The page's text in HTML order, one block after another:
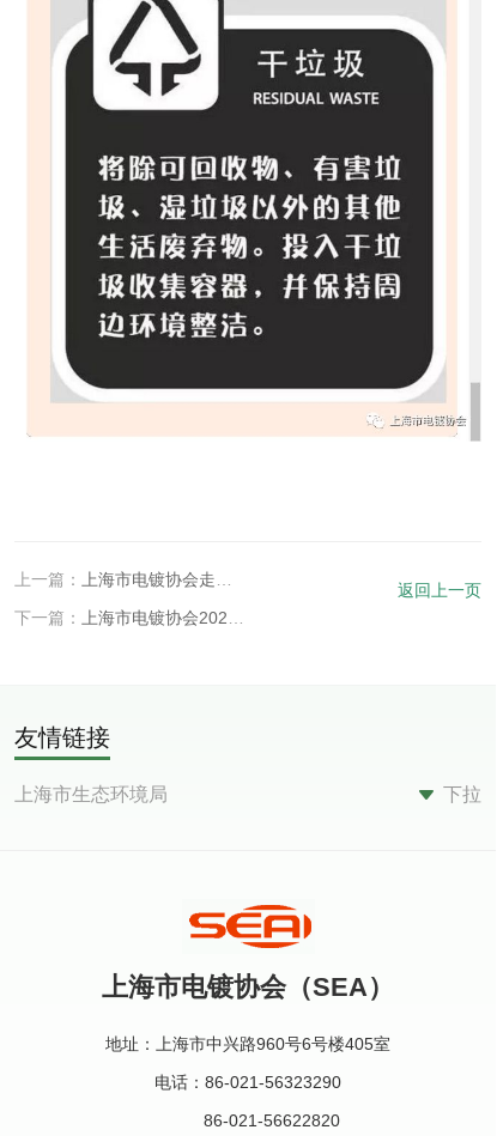
上一篇：上海市电镀协会走访企业了解复工复产情况
下一篇：上海市电镀协会2020年元旦贺辞
返回上一页
友情链接
上海市生态环境局
中华人民共和国生态环境部
中华人民共和国工业信息化部
上海市民政局
下拉
上海市电镀协会（SEA）
地址：上海市中兴路960号6号楼405室
电话：86-021-56323290
86-021-56622820